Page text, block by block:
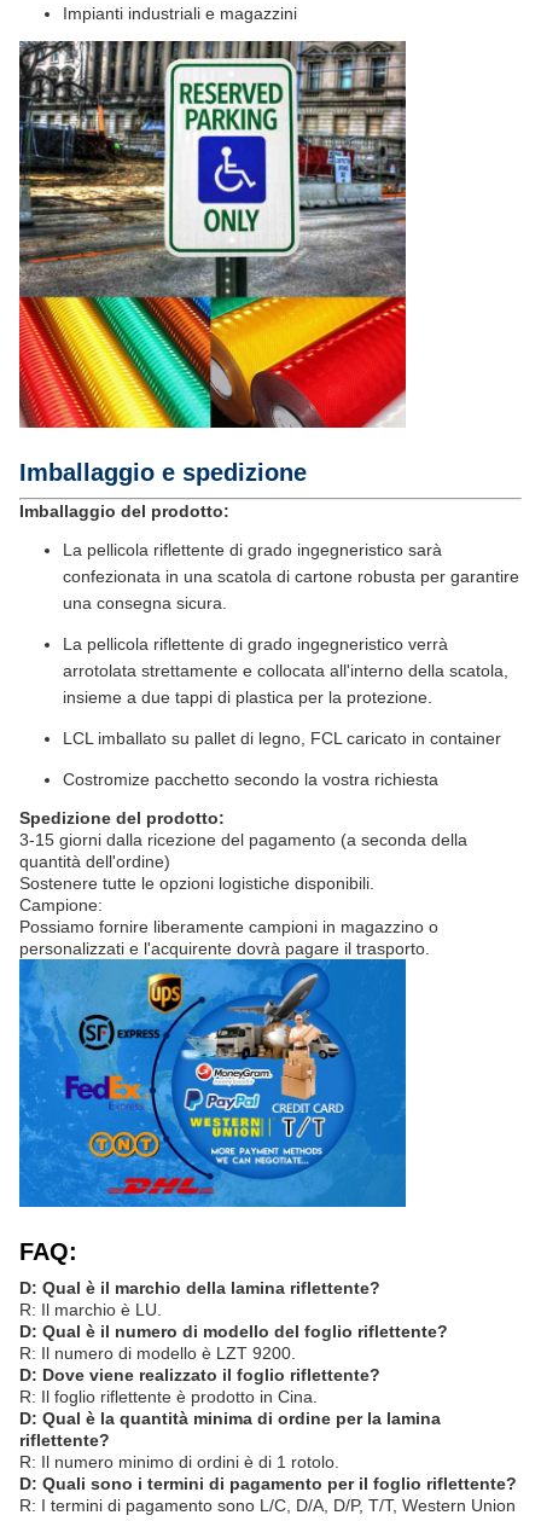
Impianti industriali e magazzini
Imballaggio e spedizione
Imballaggio del prodotto:
La pellicola riflettente di grado ingegneristico sarà
confezionata in una scatola di cartone robusta per garantire
una consegna sicura.
La pellicola riflettente di grado ingegneristico verrà
arrotolata strettamente e collocata all'interno della scatola,
insieme a due tappi di plastica per la protezione.
LCL imballato su pallet di legno, FCL caricato in container
Costromize pacchetto secondo la vostra richiesta
Spedizione del prodotto:
3-15 giorni dalla ricezione del pagamento (a seconda della
quantità dell'ordine)
Sostenere tutte le opzioni logistiche disponibili.
Campione:
Possiamo fornire liberamente campioni in magazzino o
personalizzati e l'acquirente dovrà pagare il trasporto.
FAQ:
D: Qual è il marchio della lamina riflettente?
R: Il marchio è LU.
D: Qual è il numero di modello del foglio riflettente?
R: Il numero di modello è LZT 9200.
D: Dove viene realizzato il foglio riflettente?
R: Il foglio riflettente è prodotto in Cina.
D: Qual è la quantità minima di ordine per la lamina
riflettente?
R: Il numero minimo di ordini è di 1 rotolo.
D: Quali sono i termini di pagamento per il foglio riflettente?
R: I termini di pagamento sono L/C, D/A, D/P, T/T, Western Union